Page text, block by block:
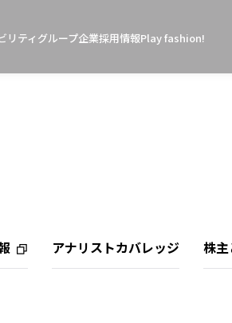
リティ グループ企業採用情報Play fashion!
アナリストカバレッジ 株